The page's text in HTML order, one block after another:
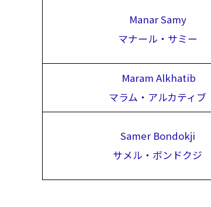
Manar Samy
マナール・サミー
Maram Alkhatib
マラム・アルカティブ
Samer Bondokji
サメル・ボンドクジ